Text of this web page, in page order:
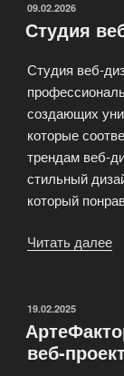
ОПУБЛИКОВАНО
09.02.2026
Студия
Студия веб-
создающих
которые
трендам веб-
стильный
который
Читать далее
ОПУБЛИКОВАНО
19.02.2025
веб-